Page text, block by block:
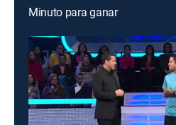
Minuto para ganar